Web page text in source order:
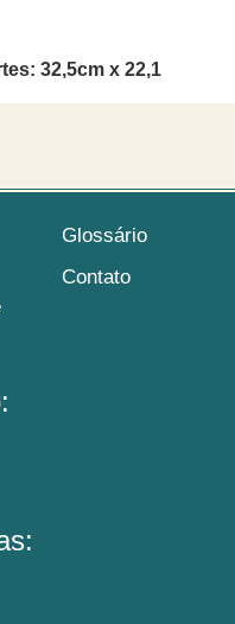
32,5cm x 22,1
Glossário
Contato